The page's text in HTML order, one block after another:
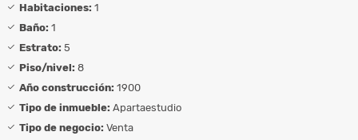
Habitaciones: 1
Baño: 1
Estrato: 5
Piso/nivel: 8
Año construcción: 1900
Tipo de inmueble: Apartaestudio
Tipo de negocio: Venta